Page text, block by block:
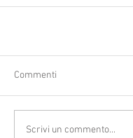
Commenti
Scrivi un commento...